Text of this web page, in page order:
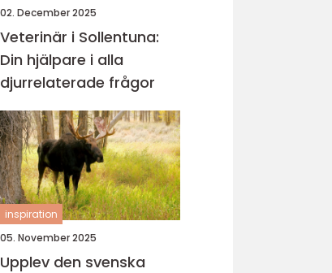
02. December 2025
Veterinär i Sollentuna:
Din hjälpare i alla
djurrelaterade frågor
inspiration
05. November 2025
Upplev den svenska